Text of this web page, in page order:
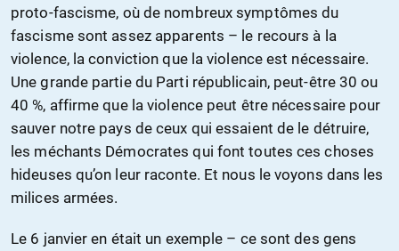
proto-fascisme, où de nombreux symptômes du
fascisme sont assez apparents – le recours à la
violence, la conviction que la violence est nécessaire.
Une grande partie du Parti républicain, peut-être 30 ou
40 %, affirme que la violence peut être nécessaire pour
sauver notre pays de ceux qui essaient de le détruire,
les méchants Démocrates qui font toutes ces choses
hideuses qu’on leur raconte. Et nous le voyons dans les
milices armées.
Le 6 janvier en était un exemple – ce sont des gens